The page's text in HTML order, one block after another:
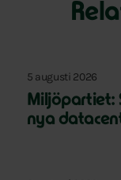
5 augusti 2026
Miljöpartiet:
nya